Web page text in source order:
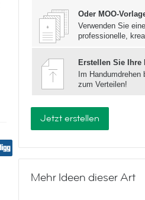
Oder MOO-
Verwenden Sie
professionelle,
Erstellen Sie Ihre
Im
zum Verteilen!
Jetzt erstellen
Mehr Ideen dieser Art